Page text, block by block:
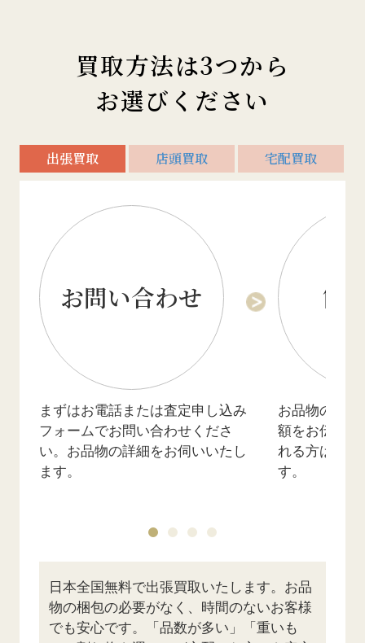
買取方法は3つから
お選びください
出張買取 店頭買取 宅配買取
お問い合わせ
まずはお電話または査定申し込み
フォームでお問い合わせくださ
い。お品物の詳細をお伺いいたし
ます。
簡
お品物の詳
額をお伝え
れる方は訪
す。
日本全国無料で出張買取いたします。お品
物の梱包の必要がなく、時間のないお客様
でも安心です。「品数が多い」「重いも